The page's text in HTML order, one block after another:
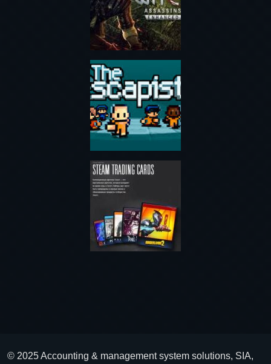
© 2025 Accounting & management system solutions, SIA,